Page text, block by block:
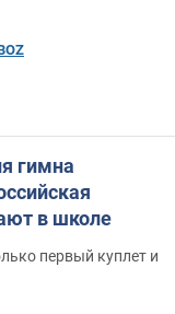
гимна
в школе
первый куплет и